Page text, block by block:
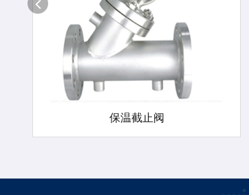
保温截止阀